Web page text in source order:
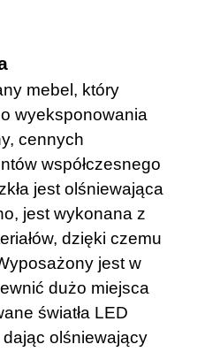
mebel, który
wyeksponowania
cennych
współczesnego
jest olśniewająca
jest wykonana z
dzięki czemu
jest w
dużo miejsca
światła LED
olśniewający